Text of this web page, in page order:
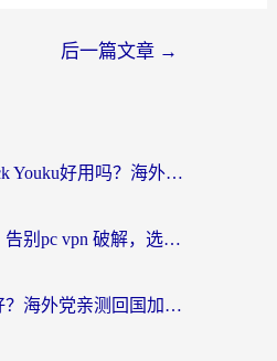
后一篇文章 →
ChickCN和Unblock Youku好用吗？海外党亲测3款回国加速器，附iOS免费选择指南
海外党避坑指南：告别pc vpn 破解，选对回国加速器轻松访问国内资源
穿梭和海龟哪个好？海外党亲测回国加速器，附电脑免费VPN推荐